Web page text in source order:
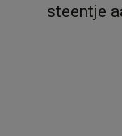
steentje